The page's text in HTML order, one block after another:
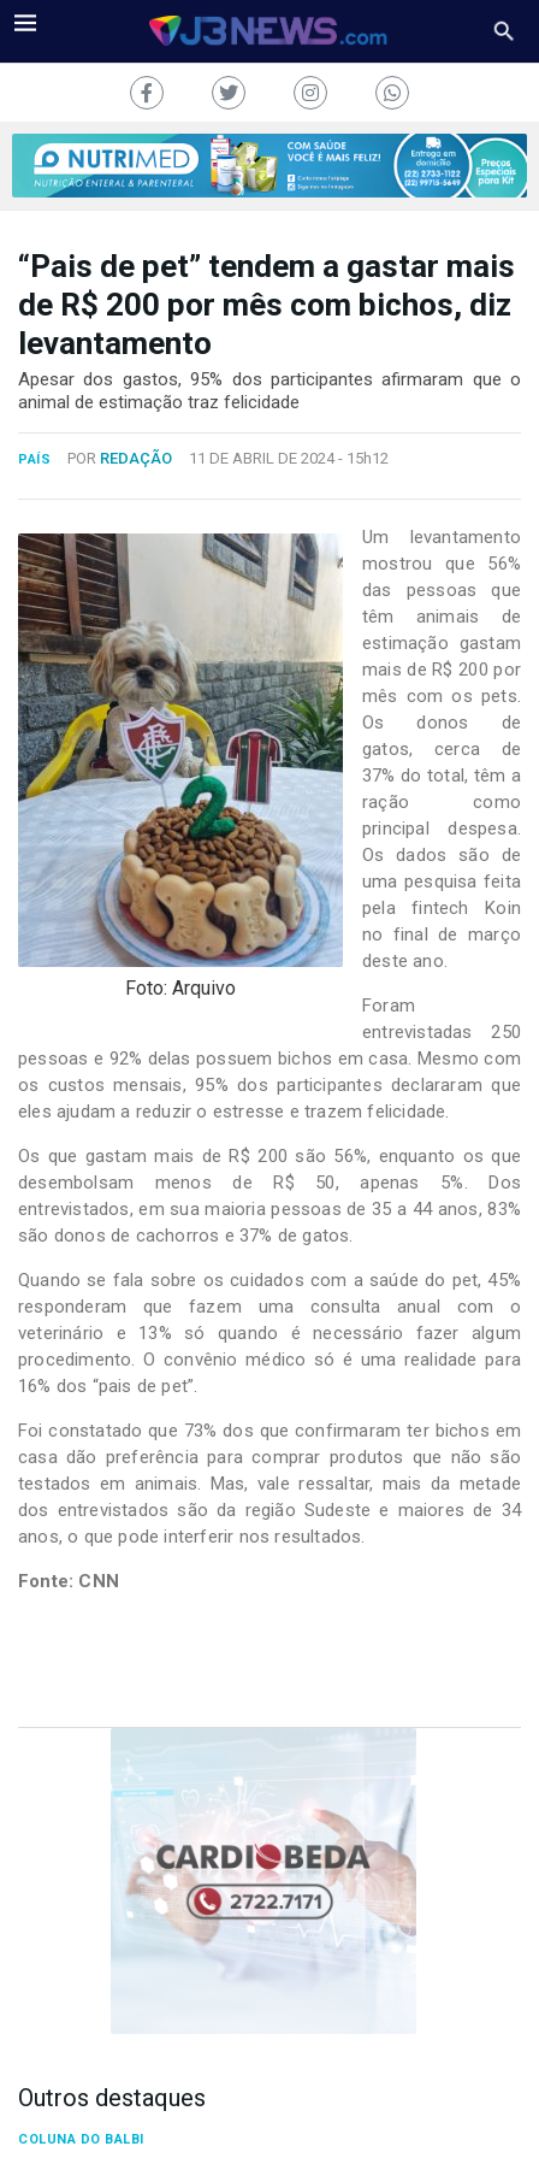
COLUNAS
FALE
CONOSCO
Copyright
Desenvolvido
por
Hesea
Tecnologia
Sistemas
“Pais de pet” tendem a gastar mais
de R$ 200 por mês com bichos, diz
levantamento
Apesar dos gastos, 95% dos participantes afirmaram que o
animal de estimação traz felicidade
PAÍS POR REDAÇÃO 11 DE ABRIL DE 2024 - 15h12
Foto: Arquivo
Um levantamento
mostrou que 56%
das pessoas que
têm animais de
estimação gastam
mais de R$ 200 por
mês com os pets.
Os donos de
gatos, cerca de
37% do total, têm a
ração como
principal despesa.
Os dados são de
uma pesquisa feita
pela fintech Koin
no final de março
deste ano.
Foram
entrevistadas 250
pessoas e 92% delas possuem bichos em casa. Mesmo com
os custos mensais, 95% dos participantes declararam que
eles ajudam a reduzir o estresse e trazem felicidade.
Os que gastam mais de R$ 200 são 56%, enquanto os que
desembolsam menos de R$ 50, apenas 5%. Dos
entrevistados, em sua maioria pessoas de 35 a 44 anos, 83%
são donos de cachorros e 37% de gatos.
Quando se fala sobre os cuidados com a saúde do pet, 45%
responderam que fazem uma consulta anual com o
veterinário e 13% só quando é necessário fazer algum
procedimento. O convênio médico só é uma realidade para
16% dos “pais de pet”.
Foi constatado que 73% dos que confirmaram ter bichos em
casa dão preferência para comprar produtos que não são
testados em animais. Mas, vale ressaltar, mais da metade
dos entrevistados são da região Sudeste e maiores de 34
anos, o que pode interferir nos resultados.
Fonte: CNN
Outros destaques
COLUNA DO BALBI